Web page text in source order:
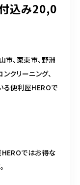
込み20,0
市、栗東市、野洲
クリーニング、
る便利屋HEROで
HEROではお得な
中